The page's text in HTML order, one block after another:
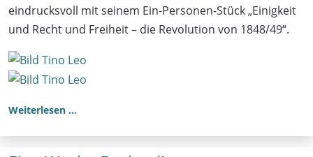
eindrucksvoll mit seinem Ein-Personen-Stück „Einigkeit
und Recht und Freiheit – die Revolution von 1848/49“.
Weiterlesen …